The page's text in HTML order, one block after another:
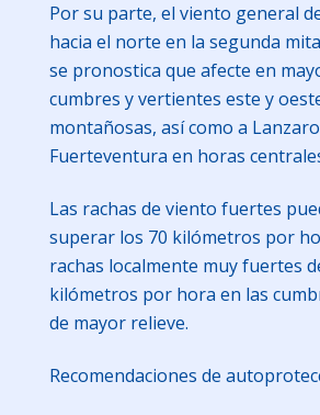
Por su parte, el viento general
hacia el norte en la segunda
se pronostica que afecte en
cumbres y vertientes este y
montañosas, así como a
Fuerteventura en horas
Las rachas de viento fuertes
superar los 70 kilómetros por
rachas localmente muy fuertes
kilómetros por hora en las
de mayor relieve.
Recomendaciones de